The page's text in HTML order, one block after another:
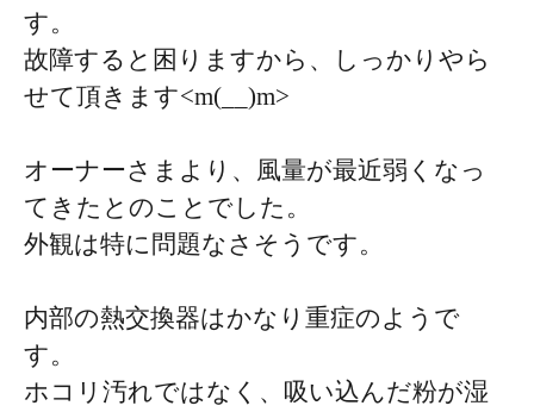
す。
故障すると困りますから、しっかりやら
せて頂きます<m(__)m>
オーナーさまより、風量が最近弱くなっ
てきたとのことでした。
外観は特に問題なさそうです。
内部の熱交換器はかなり重症のようで
す。
ホコリ汚れではなく、吸い込んだ粉が湿